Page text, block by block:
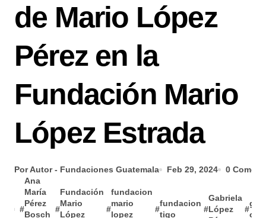
de Mario López
Pérez en la
Fundación Mario
López Estrada
Por Autor - Fundaciones Guatemala Feb 29, 2024 0
#
Ana
María
Pérez
Bosch
#
Fundación
Mario
López
#
fundacion
mario
lopez
#
fundacion
tigo
#
Gabriela
López
#